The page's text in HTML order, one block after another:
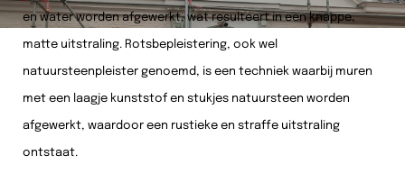
en water worden afgewerkt, wat resulteert in een knappe,
matte uitstraling. Rotsbepleistering, ook wel
natuursteenpleister genoemd, is een techniek waarbij muren
met een laagje kunststof en stukjes natuursteen worden
afgewerkt, waardoor een rustieke en straffe uitstraling
ontstaat.